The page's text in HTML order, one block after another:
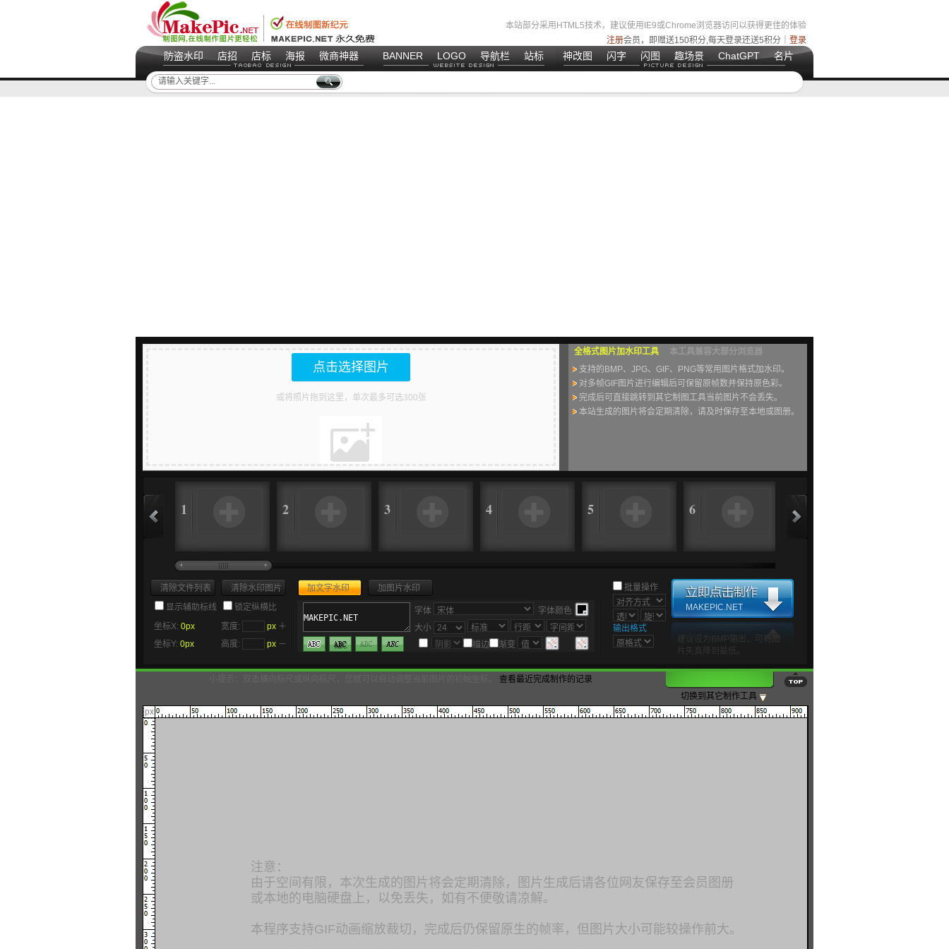
本站部分采用HTML5技术，建议使用IE9或Chrome浏览器访问以获得更佳的体验
注册会员，即赠送150积分,每天登录还送5积分｜ 登录
防盗水印 店招 店标 海报 微商神器 BANNER LOGO 导航栏 站标 神改图 闪字 闪图 趣场景 ChatGPT 名片
点击选择图片
或将照片拖到这里，单次最多可选300张
全格式图片加水印工具
本工具兼容大部分浏览器
支持的BMP、JPG、GIF、PNG等常用图片格式加水印。
对多帧GIF图片进行编辑后可保留原帧数并保持原色彩。
完成后可直接跳转到其它制图工具当前图片不会丢失。
本站生成的图片将会定期清除，请及时保存至本地或图册。
1 2 3 4 5 6 7
清除文件列表
清除水印图片
显示辅助标线
锁定纵横比
坐标X: 0px 宽度: px ＋
坐标Y: 0px 高度: px －
加文字水印 加图片水印
字体
字体颜色
大小
描边
渐变
批量操作
输出格式
MAKEPIC.NET
建议设为BMP输出，可将图
片失真降到最低。
查看最近完成制作的记录
切换到其它制作工具
注意：
由于空间有限，本次生成的图片将会定期清除，图片生成后请各位网友保存至会员图册
或本地的电脑硬盘上，以免丢失，如有不便敬请凉解。
本程序支持GIF动画缩放裁切，完成后仍保留原生的帧率，但图片大小可能较操作前大。
px